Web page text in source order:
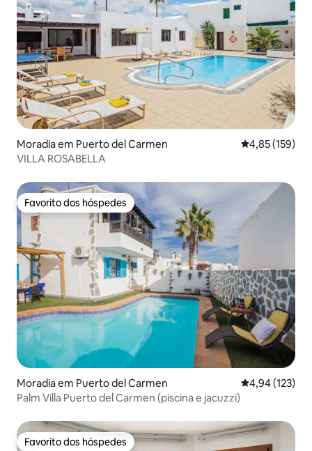
Moradia em Puerto del Carmen Classificação
4,85 (159)
VILLA ROSABELLA
Favorito dos hóspedes
Favorito dos hóspedes
Moradia em Puerto del Carmen Classificação
4,94 (123)
Palm Villa Puerto del Carmen (piscina e jacuzzi)
Favorito dos hóspedes
Favorito dos hóspedes